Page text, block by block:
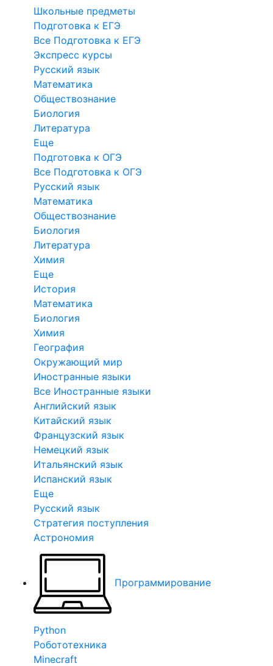
Школьные предметы
Подготовка к ЕГЭ
Все Подготовка к ЕГЭ
Экспресс курсы
Русский язык
Математика
Обществознание
Биология
Литература
Еще
Подготовка к ОГЭ
Все Подготовка к ОГЭ
Русский язык
Математика
Обществознание
Биология
Литература
Химия
Еще
История
Математика
Биология
Химия
География
Окружающий мир
Иностранные языки
Все Иностранные языки
Английский язык
Китайский язык
Французский язык
Немецкий язык
Итальянский язык
Испанский язык
Еще
Русский язык
Стратегия поступления
Астрономия
Программирование
Python
Робототехника
Minecraft